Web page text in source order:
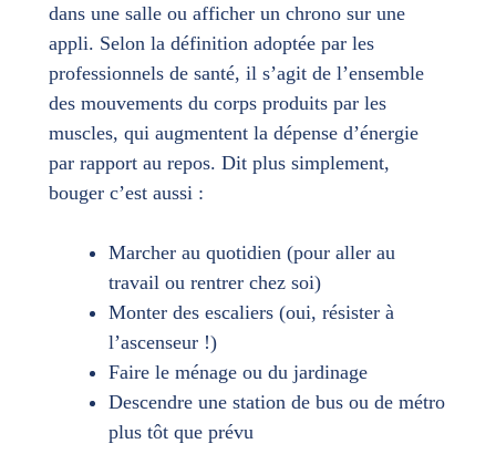
dans une salle ou afficher un chrono sur une
appli. Selon la définition adoptée par les
professionnels de santé, il s’agit de l’ensemble
des mouvements du corps produits par les
muscles, qui augmentent la dépense d’énergie
par rapport au repos. Dit plus simplement,
bouger c’est aussi :
Marcher au quotidien (pour aller au
travail ou rentrer chez soi)
Monter des escaliers (oui, résister à
l’ascenseur !)
Faire le ménage ou du jardinage
Descendre une station de bus ou de métro
plus tôt que prévu